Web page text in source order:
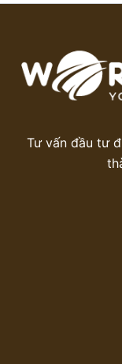
Tư vấn đầu tư